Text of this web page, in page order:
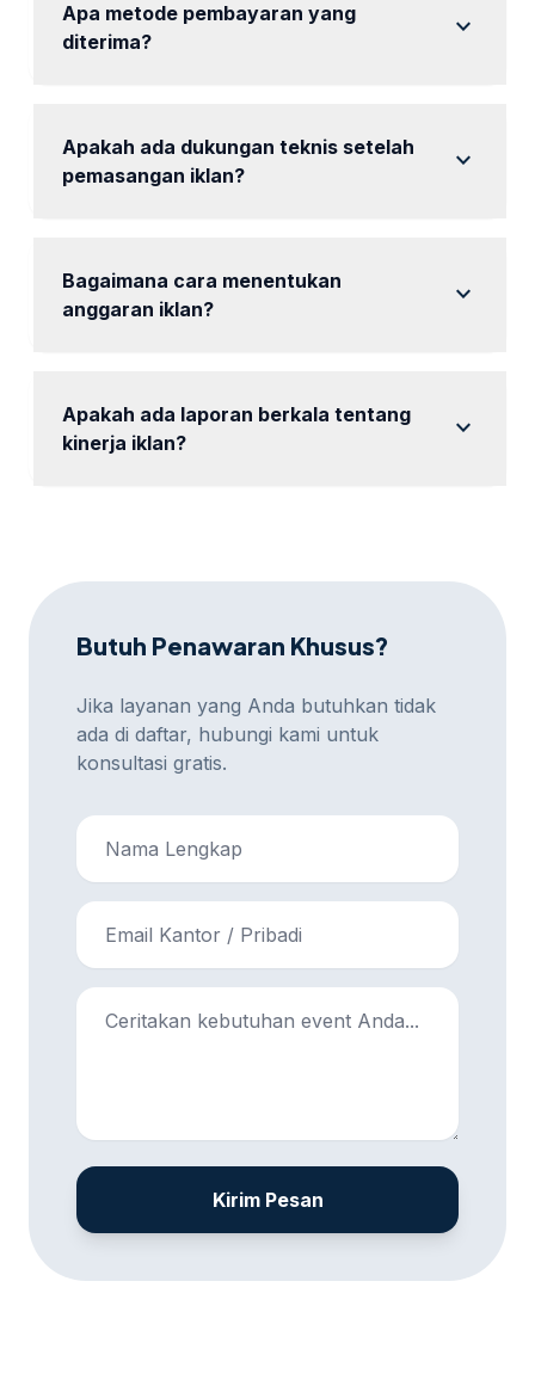
Apa metode pembayaran yang
diterima?
expand_more
Apakah ada dukungan teknis setelah
pemasangan iklan?
expand_more
Bagaimana cara menentukan
anggaran iklan?
expand_more
Apakah ada laporan berkala tentang
kinerja iklan?
expand_more
Butuh Penawaran Khusus?
Jika layanan yang Anda butuhkan tidak
ada di daftar, hubungi kami untuk
konsultasi gratis.
Kirim Pesan